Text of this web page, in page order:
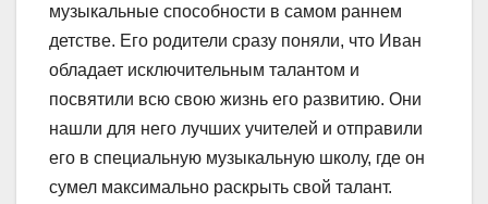
музыкальные способности в самом раннем
детстве. Его родители сразу поняли, что Иван
обладает исключительным талантом и
посвятили всю свою жизнь его развитию. Они
нашли для него лучших учителей и отправили
его в специальную музыкальную школу, где он
сумел максимально раскрыть свой талант.